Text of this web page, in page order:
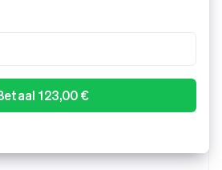
of 123,00 $ AU